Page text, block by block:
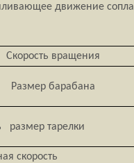
движение сопла
Скорость вращения
Размер барабана
размер тарелки
скорость